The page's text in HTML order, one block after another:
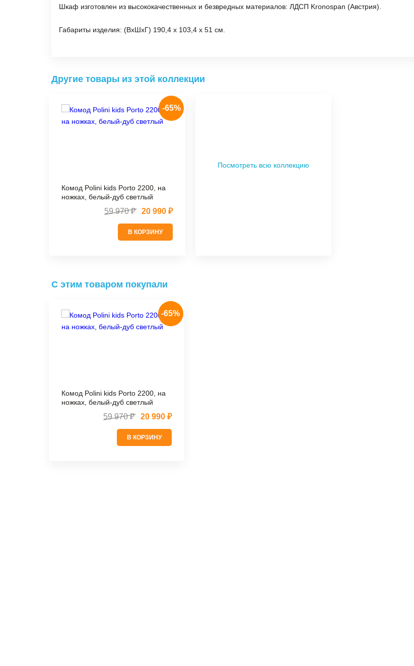
Шкаф изготовлен из высококачественных и безвредных материалов: ЛДСП Kronospan (Австрия).
Габариты изделия: (ВхШхГ) 190,4 х 103,4 х 51 см.
Другие товары из этой коллекции
-65%
Комод Polini kids Porto 2200, на
ножках, белый-дуб светлый
59 970 ₽ 20 990 ₽
В КОРЗИНУ
Посмотреть всю коллекцию
С этим товаром покупали
-65%
Комод Polini kids Porto 2200, на
ножках, белый-дуб светлый
59 970 ₽ 20 990 ₽
В КОРЗИНУ